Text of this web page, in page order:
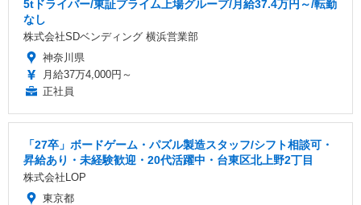
5tドライバー/東証プライム上場グループ/月給37.4万円～/転勤
なし
株式会社SDベンディング 横浜営業部
神奈川県
月給37万4,000円～
正社員
「27卒」ボードゲーム・パズル製造スタッフ/シフト相談可・
昇給あり・未経験歓迎・20代活躍中・台東区北上野2丁目
株式会社LOP
東京都